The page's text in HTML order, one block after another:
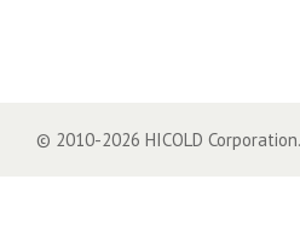
© 2010-2026 HICOLD